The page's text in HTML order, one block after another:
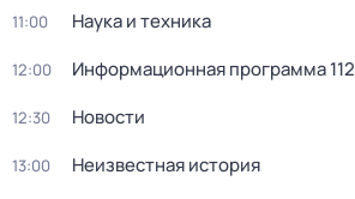
11:00 Наука и техника
12:00 Информационная программа 112
12:30 Новости
13:00 Неизвестная история